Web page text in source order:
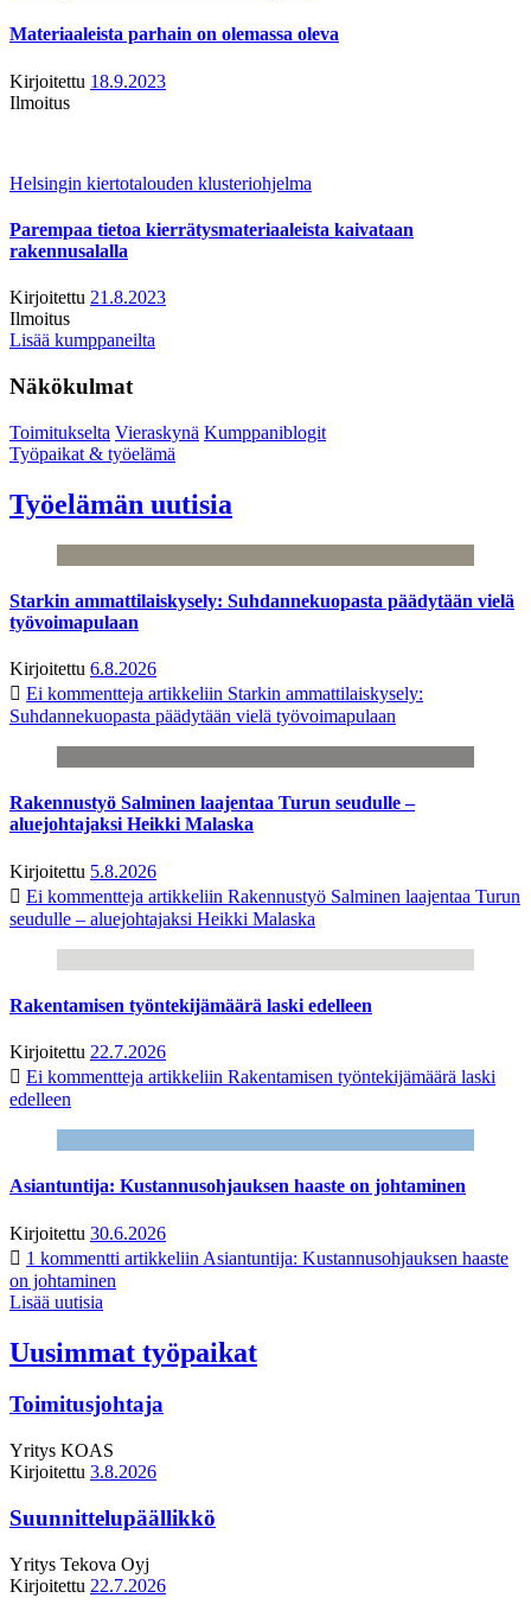
Materiaaleista parhain on olemassa oleva
Kirjoitettu 18.9.2023
Ilmoitus
Helsingin kiertotalouden klusteriohjelma
Parempaa tietoa kierrätysmateriaaleista kaivataan
rakennusalalla
Kirjoitettu 21.8.2023
Ilmoitus
Lisää kumppaneilta
Näkökulmat
Toimitukselta Vieraskynä Kumppaniblogit
Työpaikat & työelämä
Työelämän uutisia
Starkin ammattilaiskysely: Suhdannekuopasta päädytään vielä
työvoimapulaan
Kirjoitettu 6.8.2026
Ei kommentteja artikkeliin Starkin ammattilaiskysely:
Suhdannekuopasta päädytään vielä työvoimapulaan
Rakennustyö Salminen laajentaa Turun seudulle –
aluejohtajaksi Heikki Malaska
Kirjoitettu 5.8.2026
Ei kommentteja artikkeliin Rakennustyö Salminen laajentaa Turun
seudulle – aluejohtajaksi Heikki Malaska
Rakentamisen työntekijämäärä laski edelleen
Kirjoitettu 22.7.2026
Ei kommentteja artikkeliin Rakentamisen työntekijämäärä laski
edelleen
Asiantuntija: Kustannusohjauksen haaste on johtaminen
Kirjoitettu 30.6.2026
1 kommentti artikkeliin Asiantuntija: Kustannusohjauksen haaste
on johtaminen
Lisää uutisia
Uusimmat työpaikat
Toimitusjohtaja
Yritys KOAS
Kirjoitettu 3.8.2026
Suunnittelupäällikkö
Yritys Tekova Oyj
Kirjoitettu 22.7.2026